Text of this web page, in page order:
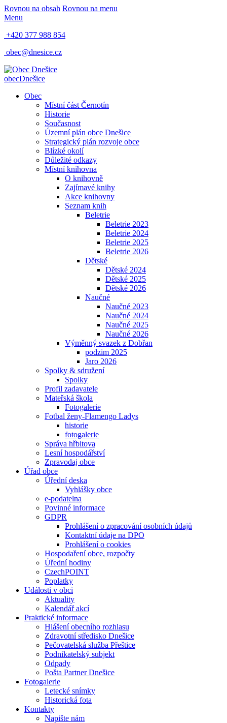
Rovnou na obsah Rovnou na menu
Menu
+420 377 988 854
obec@dnesice.cz
obecDnešice
Obec
Místní část Černotín
Historie
Současnost
Územní plán obce Dnešice
Strategický plán rozvoje obce
Blízké okolí
Důležité odkazy
Místní knihovna
O knihovně
Zajímavé knihy
Akce knihovny
Seznam knih
Beletrie
Beletrie 2023
Beletrie 2024
Beletrie 2025
Beletrie 2026
Dětské
Dětské 2024
Dětské 2025
Dětské 2026
Naučné
Naučné 2023
Naučné 2024
Naučné 2025
Naučné 2026
Výměnný svazek z Dobřan
podzim 2025
Jaro 2026
Spolky & sdružení
Spolky
Profil zadavatele
Mateřská škola
Fotogalerie
Fotbal ženy-Flamengo Ladys
historie
fotogalerie
Správa hřbitova
Lesní hospodářství
Zpravodaj obce
Úřad obce
Úřední deska
Vyhlášky obce
e-podatelna
Povinné informace
GDPR
Prohlášení o zpracování osobních údajů
Kontaktní údaje na DPO
Prohlášení o cookies
Hospodaření obce, rozpočty
Úřední hodiny
CzechPOINT
Poplatky
Události v obci
Aktuality
Kalendář akcí
Praktické informace
Hlášení obecního rozhlasu
Zdravotní středisko Dnešice
Pečovatelská služba Přeštice
Podnikatelský subjekt
Odpady
Pošta Partner Dnešice
Fotogalerie
Letecké snímky
Historická fota
Kontakty
Napište nám